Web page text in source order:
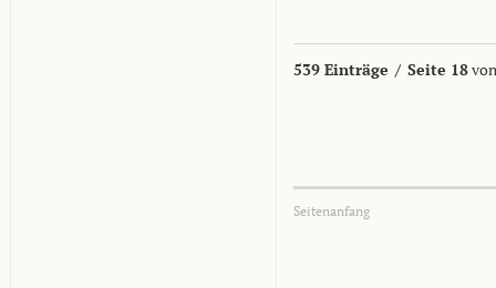
539 Einträge / Seite 18
Seitenanfang